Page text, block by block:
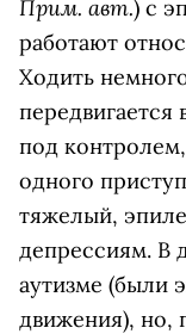
Прим. авт.) с
работают
Ходить
передвигается
под
одного
тяжелый,
депрессиям. В
аутизме (были
движения), но,